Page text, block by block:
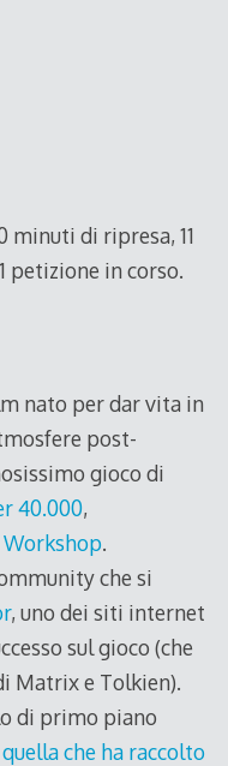
minuti di ripresa, 11
petizione in corso.
nato per dar vita in
post-
gioco di
40.000,
Workshop.
che si
, uno dei siti internet
sul gioco (che
Matrix e Tolkien).
di primo piano
che ha raccolto